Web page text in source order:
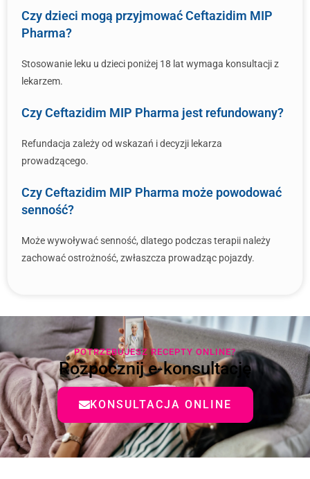
Czy dzieci mogą przyjmować Ceftazidim MIP
Pharma?
Stosowanie leku u dzieci poniżej 18 lat wymaga konsultacji z
lekarzem.
Czy Ceftazidim MIP Pharma jest refundowany?
Refundacja zależy od wskazań i decyzji lekarza
prowadzącego.
Czy Ceftazidim MIP Pharma może powodować
senność?
Może wywoływać senność, dlatego podczas terapii należy
zachować ostrożność, zwłaszcza prowadząc pojazdy.
POTRZEBUJESZ RECEPTY ONLINE?
Rozpocznij e-konsultację
KONSULTACJA ONLINE